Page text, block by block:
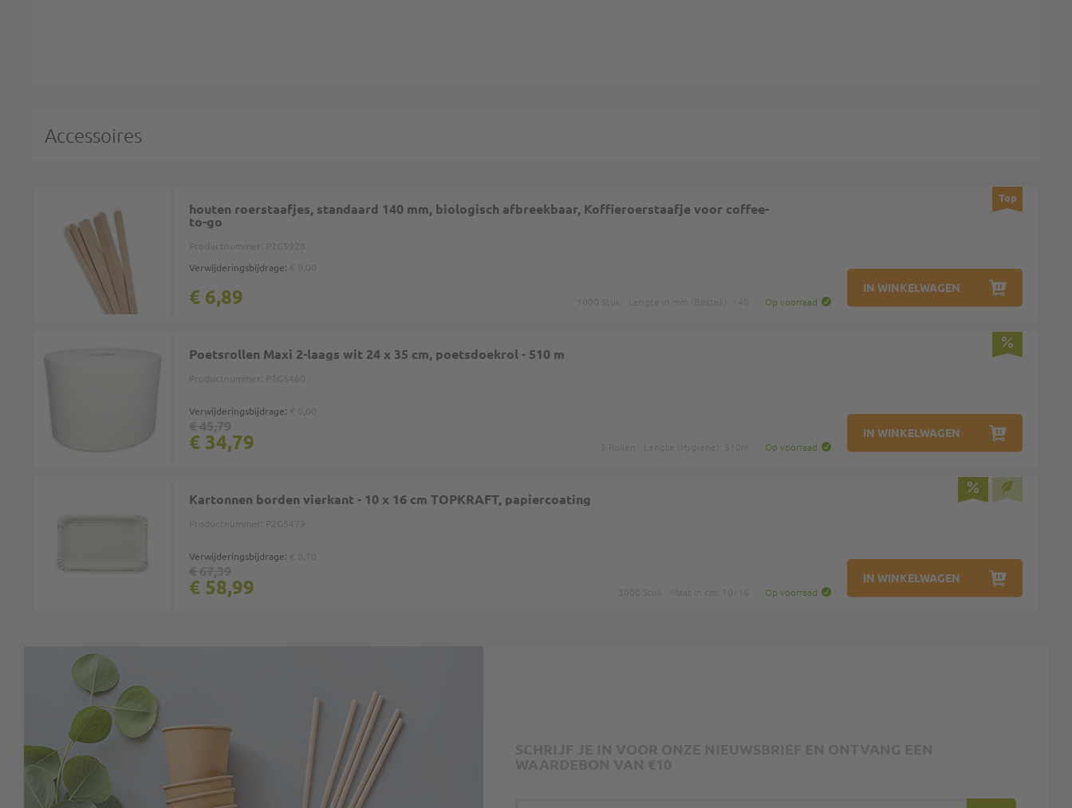
Accessoires
Top
houten roerstaafjes, standaard 140 mm, biologisch afbreekbaar, Koffieroerstaafje voor coffee-
to-go
Verwijderingsbijdrage:
Op voorraad
IN WINKELWAGEN
€ 6,89
Poetsrollen Maxi 2-laags wit 24 x 35 cm, poetsdoekrol - 510 m
Verwijderingsbijdrage:
Op voorraad
IN WINKELWAGEN
€ 34,79
€ 45,79
Kartonnen borden vierkant - 10 x 16 cm TOPKRAFT, papiercoating
Verwijderingsbijdrage:
Op voorraad
IN WINKELWAGEN
€ 58,99
€ 67,39